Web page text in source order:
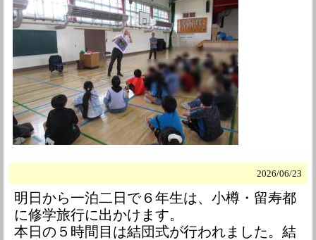
2026/06/23
明日から一泊二日で６年生は、小樽・留寿都
に修学旅行に出かけます。
本日の５時間目は結団式が行われました。結